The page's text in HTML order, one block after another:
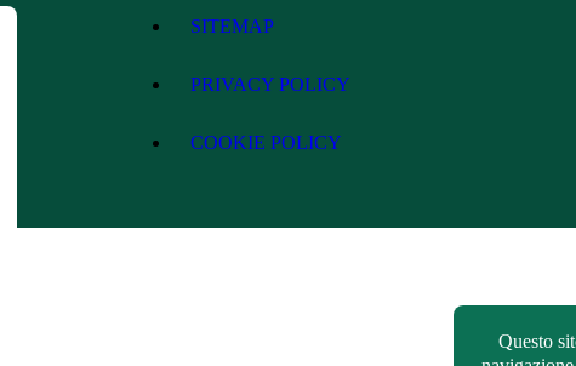
SITEMAP
PRIVACY POLICY
COOKIE POLICY
Questo